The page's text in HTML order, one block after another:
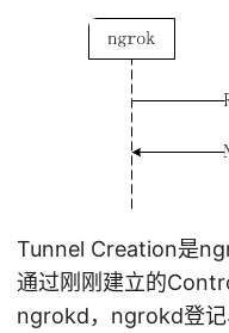
Tunnel Creation是
通过刚刚建立的
ngrokd，ngrokd登记